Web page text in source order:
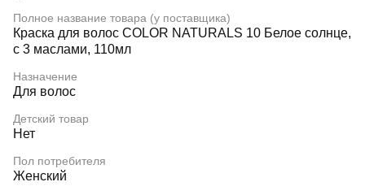
Полное название товара (у поставщика)
Краска для волос COLOR NATURALS 10 Белое солнце,
с 3 маслами, 110мл
Назначение
Для волос
Детский товар
Нет
Пол потребителя
Женский